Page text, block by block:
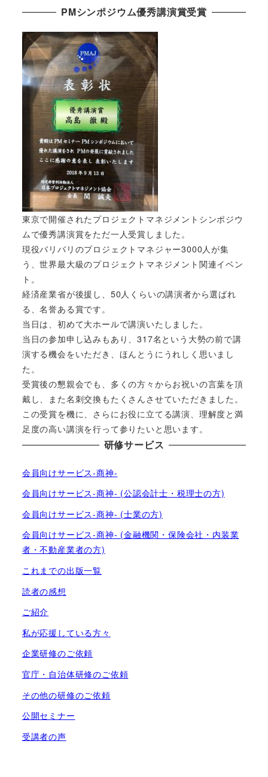
PMシンポジウム優秀講演賞受賞
東京で開催されたプロジェクトマネジメントシンポジウ
ムで優秀講演賞をただ一人受賞しました。
現役バリバリのプロジェクトマネジャー3000人が集
う、世界最大級のプロジェクトマネジメント関連イベン
ト。
経済産業省が後援し、50人くらいの講演者から選ばれ
る、名誉ある賞です。
当日は、初めて大ホールで講演いたしました。
当日の参加申し込みもあり、317名という大勢の前で講
演する機会をいただき、ほんとうにうれしく思いまし
た。
受賞後の懇親会でも、多くの方々からお祝いの言葉を頂
戴し、また名刺交換もたくさんさせていただきました。
この受賞を機に、さらにお役に立てる講演、理解度と満
足度の高い講演を行って参りたいと思います。
研修サービス
会員向けサービス-商神-
会員向けサービス-商神- (公認会計士・税理士の方)
会員向けサービス-商神- (士業の方)
会員向けサービス-商神- (金融機関・保険会社・内装業
者・不動産業者の方)
これまでの出版一覧
読者の感想
ご紹介
私が応援している方々
企業研修のご依頼
官庁・自治体研修のご依頼
その他の研修のご依頼
公開セミナー
受講者の声